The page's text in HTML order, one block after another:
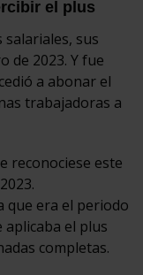
el plus
salariales, sus
de 2023. Y fue
a abonar el
trabajadoras a
reconociese este
que era el periodo
el plus
completas.